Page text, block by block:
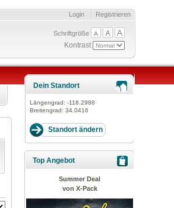
Registrieren
Login
Schriftgröße
Kontrast
Dein Standort
Längengrad: -118.2988
Breitengrad: 34.0416
Top Angebot
Summer Deal
von X-Pack